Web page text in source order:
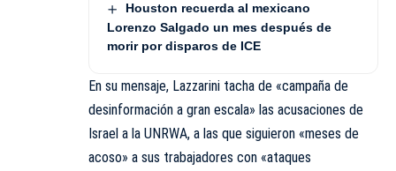
Houston recuerda al mexicano
Lorenzo Salgado un mes después de
morir por disparos de ICE
En su mensaje, Lazzarini tacha de «campaña de
desinformación a gran escala» las acusaciones de
Israel a la UNRWA, a las que siguieron «meses de
acoso» a sus trabajadores con «ataques